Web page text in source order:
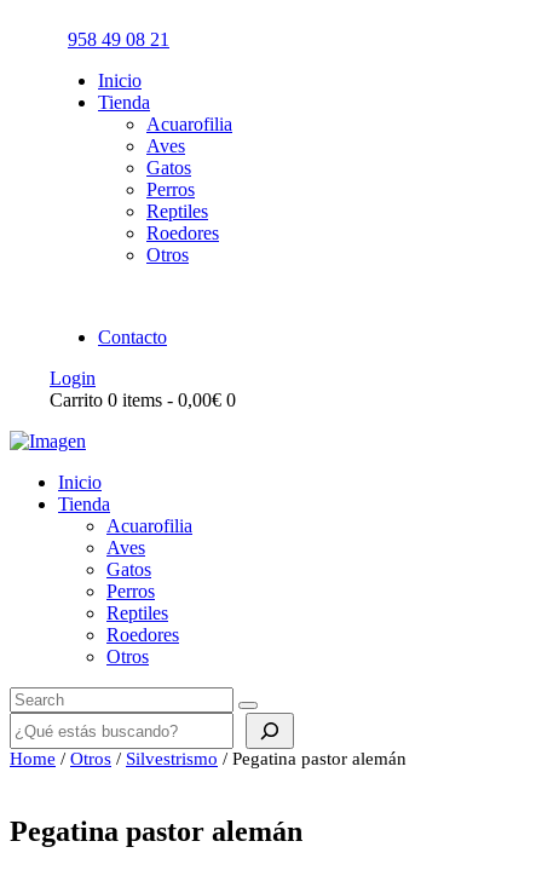
958 49 08 21
Inicio
Tienda
Acuarofilia
Aves
Gatos
Perros
Reptiles
Roedores
Otros
Contacto
Login
Carrito 0 items - 0,00€ 0
Inicio
Tienda
Acuarofilia
Aves
Gatos
Perros
Reptiles
Roedores
Otros
Buscar
Home / Otros / Silvestrismo / Pegatina pastor alemán
Pegatina pastor alemán